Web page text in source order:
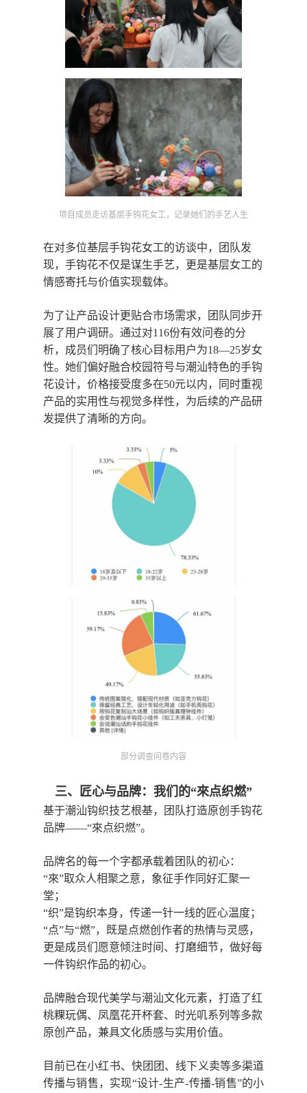
项目成员走访基层手钩花女工，记录她们的手艺人生
在对多位基层手钩花女工的访谈中，团队发
现，手钩花不仅是谋生手艺，更是基层女工的
情感寄托与价值实现载体。
为了让产品设计更贴合市场需求，团队同步开
展了用户调研。通过对116份有效问卷的分
析，成员们明确了核心目标用户为18—25岁女
性。她们偏好融合校园符号与潮汕特色的手钩
花设计，价格接受度多在50元以内，同时重视
产品的实用性与视觉多样性，为后续的产品研
发提供了清晰的方向。
部分调查问卷内容
三、匠心与品牌：我们的“來点织燃”
基于潮汕钩织技艺根基，团队打造原创手钩花
品牌——“來点织燃”。
品牌名的每一个字都承载着团队的初心：
“來”取众人相聚之意，象征手作同好汇聚一
堂；
“织”是钩织本身，传递一针一线的匠心温度；
“点”与“燃”，既是点燃创作者的热情与灵感，
更是成员们愿意倾注时间、打磨细节，做好每
一件钩织作品的初心。
品牌融合现代美学与潮汕文化元素，打造了红
桃粿玩偶、凤凰花开杯套、时光叽系列等多款
原创产品，兼具文化质感与实用价值。
目前已在小红书、快团团、线下义卖等多渠道
传播与销售，实现“设计-生产-传播-销售”的小